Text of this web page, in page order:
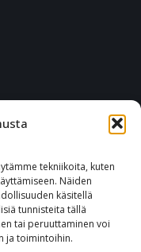
tekniikoita, kuten
Näiden
käsitellä
tunnisteita tällä
tai peruuttaminen voi
ja toimintoihin.